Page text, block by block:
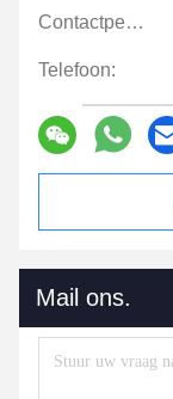
Contactpersonen:
Telefoon:
Mail ons.